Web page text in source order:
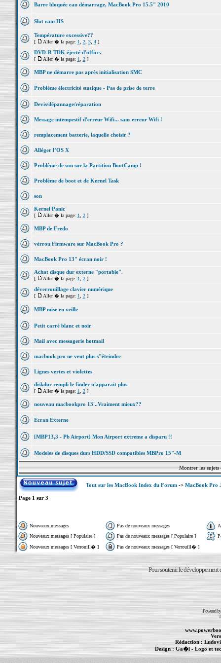
Barre bloquée eau démarrage, MacBook Pro 15.5" 2010
Slot ram HS
Température excessive??
[ Aller � la page: 1 2, 3, 4]
DVD-R TDK éjecté d'office.
[ Aller � la page: 1 2]
MBP ne démarre pas après initialisation SMC
Problème électricité statique - Pas de prise de terre
Devis/dépannage/réparation
Message intempestif d'erreur Wifi... sans erreur Wifi !
remplacement batterie, laquelle choisir ?
Alléger l’OS X
Problème de son sur la Partition BootCamp !
Problème de boot et de Kernel Task
son
Kernel Panic
[ Aller � la page: 1 2]
MBP de Fredo
vérrou Firmware sur MacBook Pro ?
MacBook Pro 13" écran noir !
Achat disque dur externe "portable".
[ Aller � la page: 1 2]
déverrouillage clavier numérique
[ Aller � la page: 1 2]
MBP mise en veille
Petit carré blanc et noir
Mail avec messagerie hotmail
macbook pro ne veut plus s"éteindre
Lignes vertes et violettes
diskdur rempli le finder n'apparait plus
[ Aller � la page: 1 2]
nouveau macbookpro 13'..Vraiment mieux??
Ecran Externe
[MBP13,3 - Pb Airport] Mon Airport extreme a disparu !!
Modeles de disques durs HDD/SSD compatibles MBPro 15"-M
Montrer les
Tout sur les MacBook Index du Forum-> MacBook Pro
Page 1 sur 3
Nouveaux messages Pas de nouveaux messages
Nouveaux messages [ Populaire ]
Pas de nouveaux messages [ Populaire ]
Nouveaux messages [ Verrouill� ]
Pas de nouveaux messages [ Verrouill� ]
Pour soutenir le développement
Powered
Rédaction :
Design :Ga�l- Logo et
Informations : MacBook Pro-